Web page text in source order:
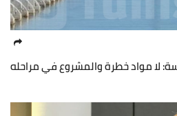
لا مواد خطرة والمشروع في مراحله